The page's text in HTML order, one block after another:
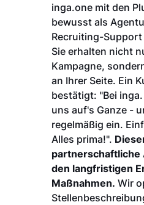
inga.one mit den
bewusst als
Recruiting-
Sie erhalten nicht
Kampagne,
an Ihrer Seite. Ein
bestätigt: "Bei
uns auf's Ganze -
regelmäßig ein.
Alles prima!".
partnerschaftliche
den langfristigen
Maßnahmen. Wir